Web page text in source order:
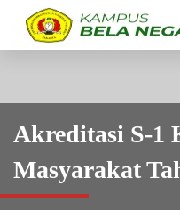
Akreditasi S-1
Masyarakat